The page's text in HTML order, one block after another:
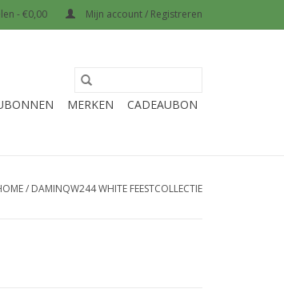
- €0,00 Mijn account / Registreren
MERKEN CADEAUBON
/ DAMINQW244 WHITE FEESTCOLLECTIE